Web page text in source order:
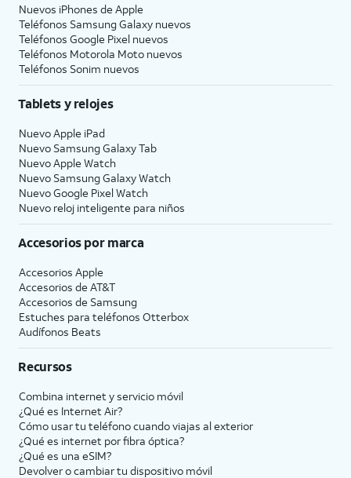
Nuevos iPhones de Apple
Teléfonos Samsung Galaxy nuevos
Teléfonos Google Pixel nuevos
Teléfonos Motorola Moto nuevos
Teléfonos Sonim nuevos
Tablets y relojes
Nuevo Apple iPad
Nuevo Samsung Galaxy Tab
Nuevo Apple Watch
Nuevo Samsung Galaxy Watch
Nuevo Google Pixel Watch
Nuevo reloj inteligente para niños
Accesorios por marca
Accesorios Apple
Accesorios de AT&T
Accesorios de Samsung
Estuches para teléfonos Otterbox
Audífonos Beats
Recursos
Combina internet y servicio móvil
¿Qué es Internet Air?
Cómo usar tu teléfono cuando viajas al exterior
¿Qué es internet por fibra óptica?
¿Qué es una eSIM?
Devolver o cambiar tu dispositivo móvil